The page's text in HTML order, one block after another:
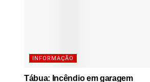
INFORMAÇÃO
Tábua: Incêndio em garagem